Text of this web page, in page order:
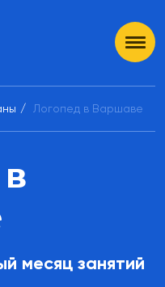
Логопед в Варшаве
месяц занятий